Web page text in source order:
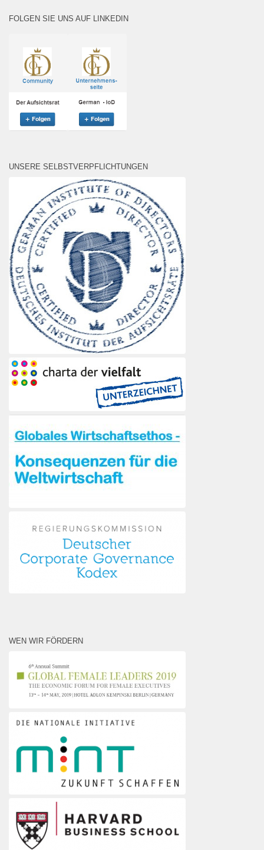
FOLGEN SIE UNS AUF LINKEDIN
UNSERE SELBSTVERPFLICHTUNGEN
WEN WIR FÖRDERN